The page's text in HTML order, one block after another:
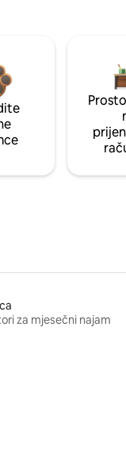
za mjesečni najam